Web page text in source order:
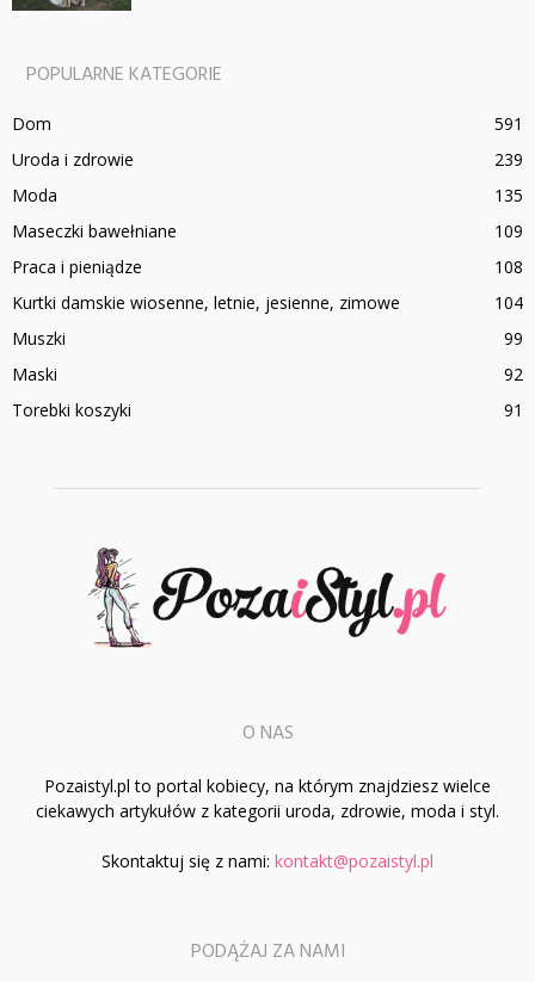
POPULARNE KATEGORIE
Dom
591
Uroda i zdrowie
239
Moda
135
Maseczki bawełniane
109
Praca i pieniądze
108
Kurtki damskie wiosenne, letnie, jesienne, zimowe
104
Muszki
99
Maski
92
Torebki koszyki
91
O NAS
Pozaistyl.pl to portal kobiecy, na którym znajdziesz wielce
ciekawych artykułów z kategorii uroda, zdrowie, moda i styl.
Skontaktuj się z nami: kontakt@pozaistyl.pl
PODĄŻAJ ZA NAMI